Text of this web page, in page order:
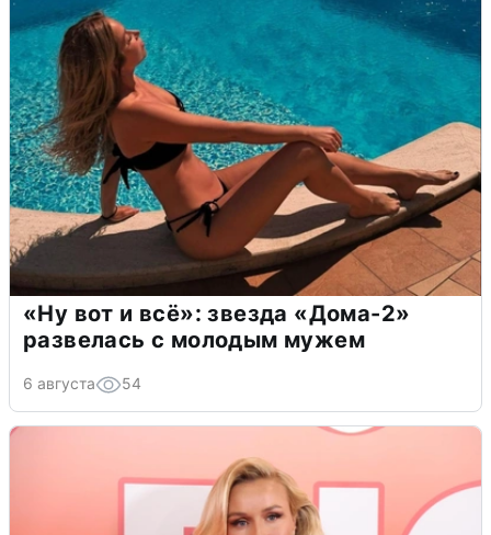
«Ну вот и всё»: звезда «Дома-2»
развелась с молодым мужем
6 августа 54